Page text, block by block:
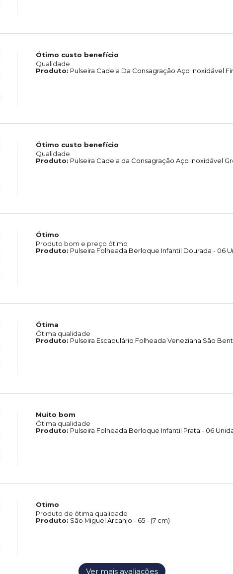
Ótimo custo benefício
Qualidade
Produto: Pulseira Cadeia Da Consagração Aço Inoxidável
Ótimo custo benefício
Qualidade
Produto: Pulseira Cadeia da Consagração Aço Inoxidável
Ótimo
Produto bom e preço ótimo
Produto: Pulseira Folheada Berloque Infantil Dourada - 06
Ótima
Ótima qualidade
Produto: Pulseira Escapulário Folheada Veneziana São
Muito bom
Ótima qualidade
Produto: Pulseira Folheada Berloque Infantil Prata - 06
Otimo
Produto de ótima qualidade
Produto: São Miguel Arcanjo - 65 - (7 cm)
Ver mais avaliações